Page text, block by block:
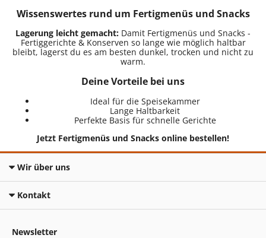
Wissenswertes rund um Fertigmenüs und Snacks
Lagerung leicht gemacht: Damit Fertigmenüs und Snacks -
Fertiggerichte & Konserven so lange wie möglich haltbar
bleibt, lagerst du es am besten dunkel, trocken und nicht zu
warm.
Deine Vorteile bei uns
Ideal für die Speisekammer
Lange Haltbarkeit
Perfekte Basis für schnelle Gerichte
Jetzt Fertigmenüs und Snacks online bestellen!
Wir über uns
Kontakt
Newsletter